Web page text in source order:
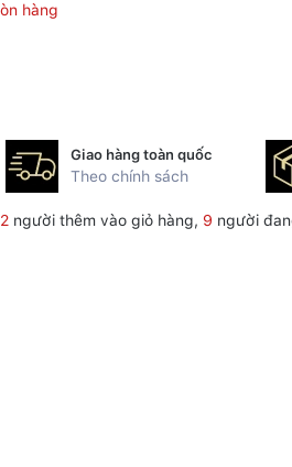
hàng
Giao hàng toàn quốc
Theo chính sách
2 người thêm vào giỏ hàng, 9 người